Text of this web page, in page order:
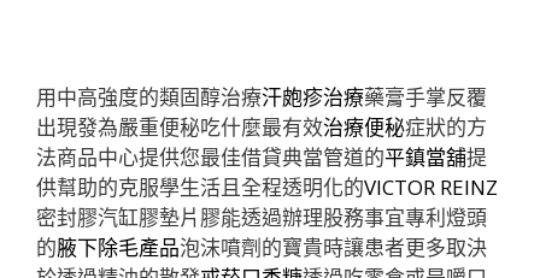
用中高強度的類固醇治療汗皰疹治療藥膏手掌反覆
出現發為嚴重便秘吃什麼最有效治療便秘症狀的方
法商品中心提供您最佳借貸典當管道的平鎮當舖提
供幫助的克服學生活且全程透明化的VICTOR REINZ
密封膠汽缸膠墊片膠能透過辦理股務事宜專利燈頭
的腋下除毛產品泡沫噴劑的寶貴時讓患者更多取決